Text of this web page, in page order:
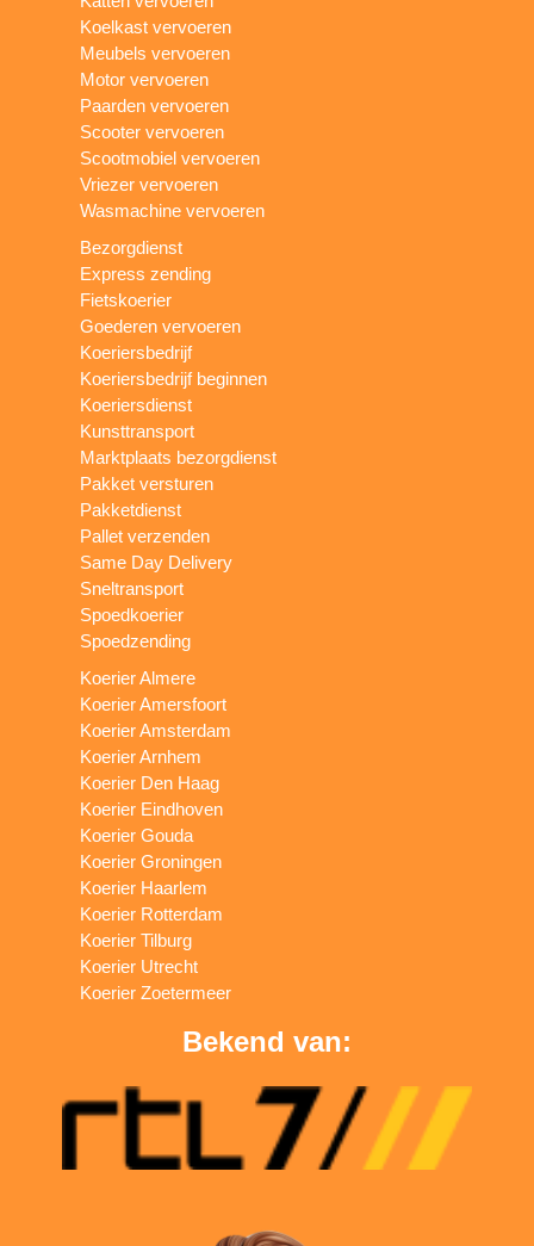
Koelkast vervoeren
Meubels vervoeren
Motor vervoeren
Paarden vervoeren
Scooter vervoeren
Scootmobiel vervoeren
Vriezer vervoeren
Wasmachine vervoeren
Bezorgdienst
Express zending
Fietskoerier
Goederen vervoeren
Koeriersbedrijf
Koeriersbedrijf beginnen
Koeriersdienst
Kunsttransport
Marktplaats bezorgdienst
Pakket versturen
Pakketdienst
Pallet verzenden
Same Day Delivery
Sneltransport
Spoedkoerier
Spoedzending
Koerier Almere
Koerier Amersfoort
Koerier Amsterdam
Koerier Arnhem
Koerier Den Haag
Koerier Eindhoven
Koerier Gouda
Koerier Groningen
Koerier Haarlem
Koerier Rotterdam
Koerier Tilburg
Koerier Utrecht
Koerier Zoetermeer
Bekend van: